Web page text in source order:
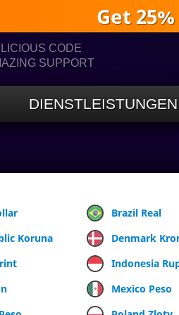
Get
CODE
SUPPORT
DIENSTLEISTUNGEN
Brazil Real
Koruna
Denmark
Indonesia
Mexico Peso